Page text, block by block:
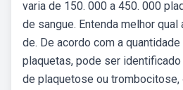
varia de 150. 000 a 450. 000
de sangue. Entenda melhor qual
de. De acordo com a
plaquetas, pode ser identificado
de plaquetose ou trombocitose,